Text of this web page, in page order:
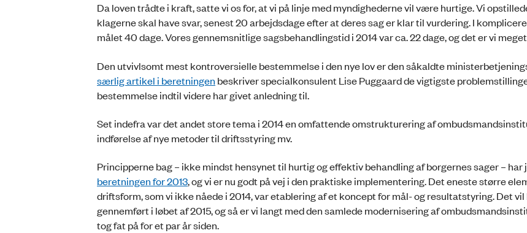
Da loven trådte i kraft, satte vi os for, at vi på linje med myndighederne vil være hurtige. Vi
klagerne skal have svar, senest 20 arbejdsdage efter at deres sag er klar til vurdering. I
målet 40 dage. Vores gennemsnitlige sagsbehandlingstid i 2014 var ca. 22 dage, og det er vi
Den utvivlsomt mest kontroversielle bestemmelse i den nye lov er den såkaldte
særlig artikel i beretningen beskriver specialkonsulent Lise Puggaard de vigtigste
bestemmelse indtil videre har givet anledning til.
Set indefra var det andet store tema i 2014 en omfattende omstrukturering af
indførelse af nye metoder til driftsstyring mv.
Principperne bag – ikke mindst hensynet til hurtig og effektiv behandling af borgernes sager – har
beretningen for 2013, og vi er nu godt på vej i den praktiske implementering. Det eneste større
driftsform, som vi ikke nåede i 2014, var etablering af et koncept for mål- og resultatstyring. Det vil
gennemført i løbet af 2015, og så er vi langt med den samlede modernisering af
tog fat på for et par år siden.